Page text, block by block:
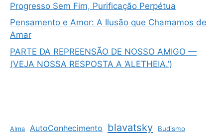
Progresso Sem Fim, Purificação Perpétua
Pensamento e Amor: A Ilusão que Chamamos de
Amar
PARTE DA REPREENSÃO DE NOSSO AMIGO —
(VEJA NOSSA RESPOSTA A ‘ALETHEIA.’)
Alma AutoConhecimento blavatsky Budismo